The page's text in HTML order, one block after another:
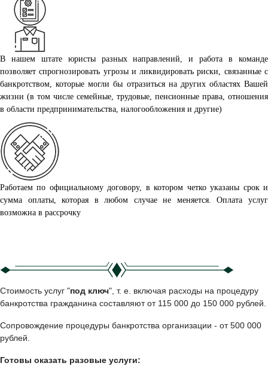
В нашем штате юристы разных направлений, и работа в команде
позволяет спрогнозировать угрозы и ликвидировать риски, связанные с
банкротством, которые могли бы отразиться на других областях Вашей
жизни (в том числе семейные, трудовые, пенсионные права, отношения
в области предпринимательства, налогообложения и другие)
Работаем по официальному договору, в котором четко указаны срок и
сумма оплаты, которая в любом случае не меняется. Оплата услуг
возможна в рассрочку
Стоимость услуг "под ключ", т. е. включая расходы на процедуру
банкротства гражданина составляют от 115 000 до 150 000 рублей.
Сопровождение процедуры банкротства организации - от 500 000
рублей.
Готовы оказать разовые услуги: